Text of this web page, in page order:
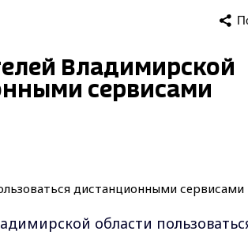
Владимирской
сервисами
области